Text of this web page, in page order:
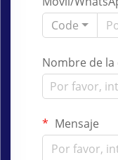
Code
Nombre de la
Mensaje